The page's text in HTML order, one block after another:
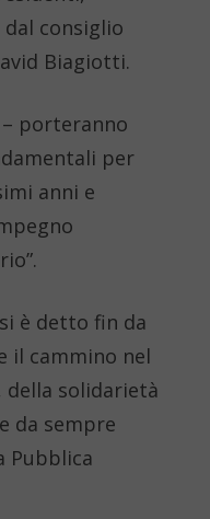
consiglio
Biagiotti.
porteranno
per
anni e
è detto fin da
il cammino nel
della solidarietà
da sempre
Pubblica